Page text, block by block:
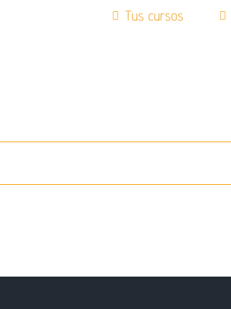
Tus cursos